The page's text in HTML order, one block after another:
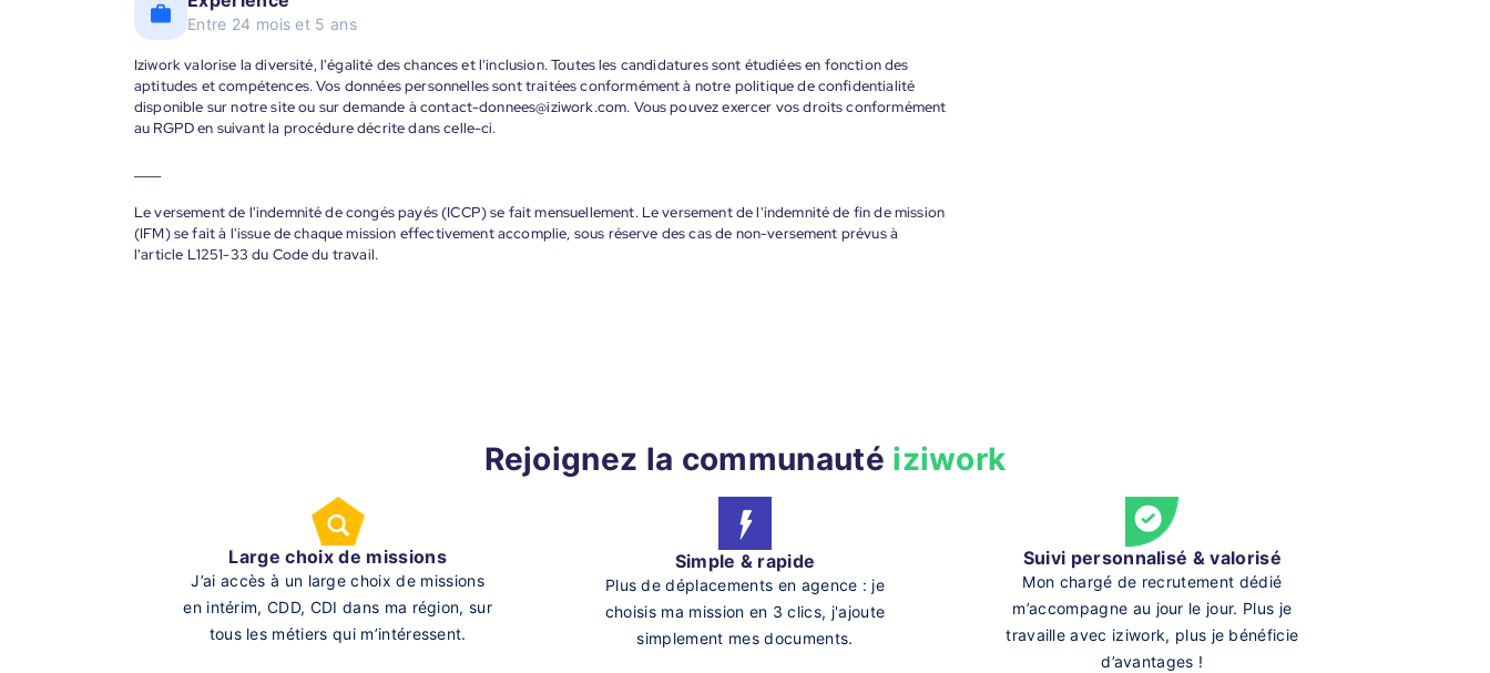
Entre 24 mois et 5 ans
Iziwork valorise la diversité, l'égalité des chances et l'inclusion. Toutes les candidatures sont étudiées en fonction des
aptitudes et compétences. Vos données personnelles sont traitées conformément à notre politique de confidentialité
disponible sur notre site ou sur demande à contact-donnees@iziwork.com. Vous pouvez exercer vos droits conformément
au RGPD en suivant la procédure décrite dans celle-ci.
Le versement de l'indemnité de congés payés (ICCP) se fait mensuellement. Le versement de l'indemnité de fin de mission
(IFM) se fait à l'issue de chaque mission effectivement accomplie, sous réserve des cas de non-versement prévus à
l'article L1251-33 du Code du travail.
Rejoignez la communauté iziwork
Large choix de missions
J’ai accès à un large choix de missions
en intérim, CDD, CDI dans ma région, sur
tous les métiers qui m’intéressent.
Simple & rapide
Plus de déplacements en agence : je
choisis ma mission en 3 clics, j'ajoute
simplement mes documents.
Suivi personnalisé & valorisé
Mon chargé de recrutement dédié
m’accompagne au jour le jour. Plus je
travaille avec iziwork, plus je bénéficie
d’avantages !